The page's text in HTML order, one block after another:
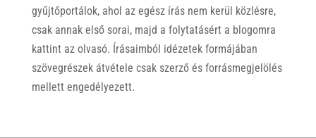
gyűjtőportálok, ahol az egész írás nem kerül közlésre,
csak annak első sorai, majd a folytatásért a blogomra
kattint az olvasó. Írásaimból idézetek formájában
szövegrészek átvétele csak szerző és forrásmegjelölés
mellett engedélyezett.